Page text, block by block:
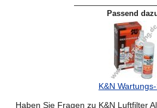
Passend
K&N
Haben Sie Fragen zu K&N Luftfilter